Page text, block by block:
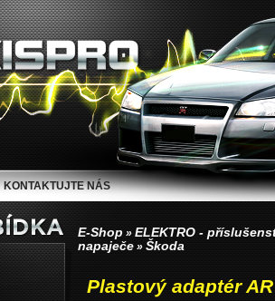
E-Shop » ELEKTRO -
napaječe » Škoda
Plastový adaptér
KONTAKTUJTE NÁS